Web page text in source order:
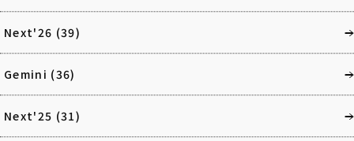
Next'26 (39)
Gemini (36)
Next'25 (31)